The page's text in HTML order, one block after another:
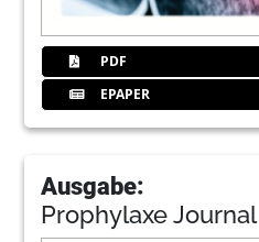
PDF
EPAPER
Ausgabe:
Prophylaxe Journal